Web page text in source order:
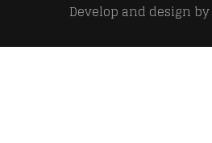
Develop and design by